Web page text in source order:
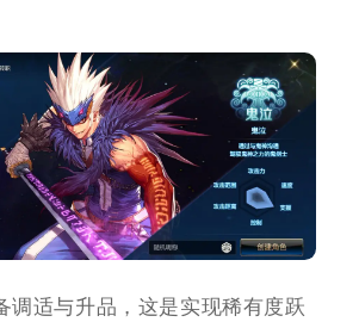
调适与升品，这是实现稀有度跃